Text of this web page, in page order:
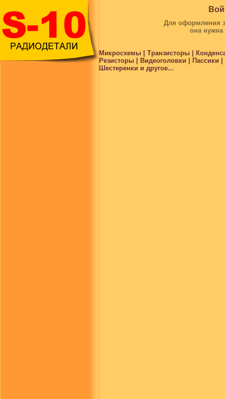
Для оформления
она
Микросхемы | Транзисторы |
Резисторы | Видеоголовки |
Шестеренки и другое...